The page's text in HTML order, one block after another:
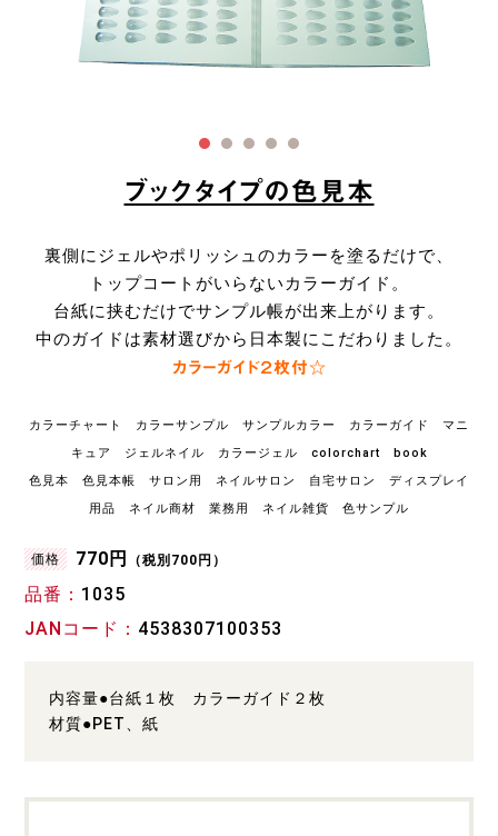
ブックタイプの色見本
裏側にジェルやポリッシュのカラーを塗るだけで、
トップコートがいらないカラーガイド。
台紙に挟むだけでサンプル帳が出来上がります。
中のガイドは素材選びから日本製にこだわりました。
カラーガイド２枚付☆
カラーチャート カラーサンプル サンプルカラー カラーガイド マニ
キュア ジェルネイル カラージェル colorchart book
色見本 色見本帳 サロン用 ネイルサロン 自宅サロン ディスプレイ
用品 ネイル商材 業務用 ネイル雑貨 色サンプル
価格 770円 （税別700円）
品番
1035
JANコード
4538307100353
内容量●台紙１枚 カラーガイド２枚
材質●PET、紙